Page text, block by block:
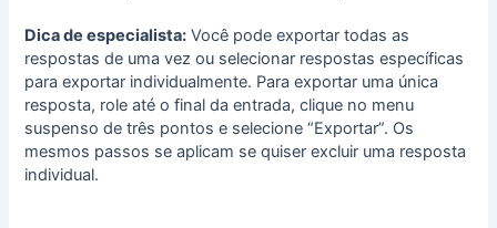
Dica de especialista: Você pode exportar todas as
respostas de uma vez ou selecionar respostas específicas
para exportar individualmente. Para exportar uma única
resposta, role até o final da entrada, clique no menu
suspenso de três pontos e selecione “Exportar”. Os
mesmos passos se aplicam se quiser excluir uma resposta
individual.